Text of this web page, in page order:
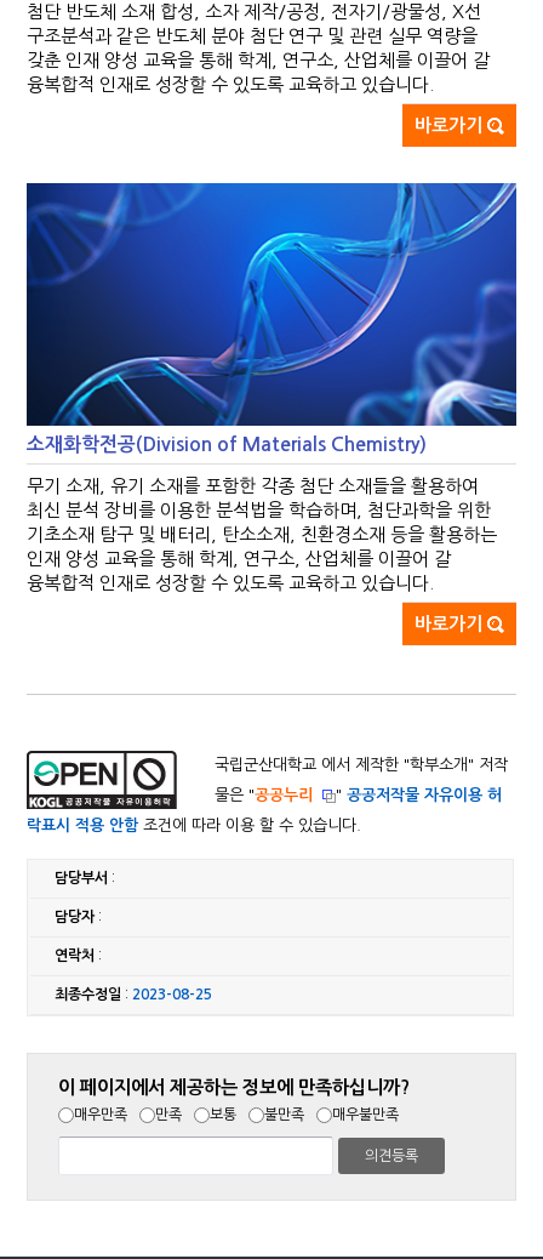
첨단 반도체 소재 합성, 소자 제작/공정, 전자기/광물성, X선
구조분석과 같은 반도체 분야 첨단 연구 및 관련 실무 역량을
갖춘 인재 양성 교육을 통해 학계, 연구소, 산업체를 이끌어 갈
융복합적 인재로 성장할 수 있도록 교육하고 있습니다.
바로가기
소재화학전공(Division of Materials Chemistry)
무기 소재, 유기 소재를 포함한 각종 첨단 소재들을 활용하여
최신 분석 장비를 이용한 분석법을 학습하며, 첨단과학을 위한
기초소재 탐구 및 배터리, 탄소소재, 친환경소재 등을 활용하는
인재 양성 교육을 통해 학계, 연구소, 산업체를 이끌어 갈
융복합적 인재로 성장할 수 있도록 교육하고 있습니다.
바로가기
국립군산대학교 에서 제작한 "학부소개 " 저작
물은 "공공누리 "공공저작물 자유이용 허
락표시 적용 안함조건에 따라 이용 할 수 있습니다.
담당부서 :
담당자:
연락처 :
최종수정일 : 2023-08-25
이 페이지에서 제공하는 정보에 만족하십니까?
매우만족 만족 보통 불만족 매우불만족